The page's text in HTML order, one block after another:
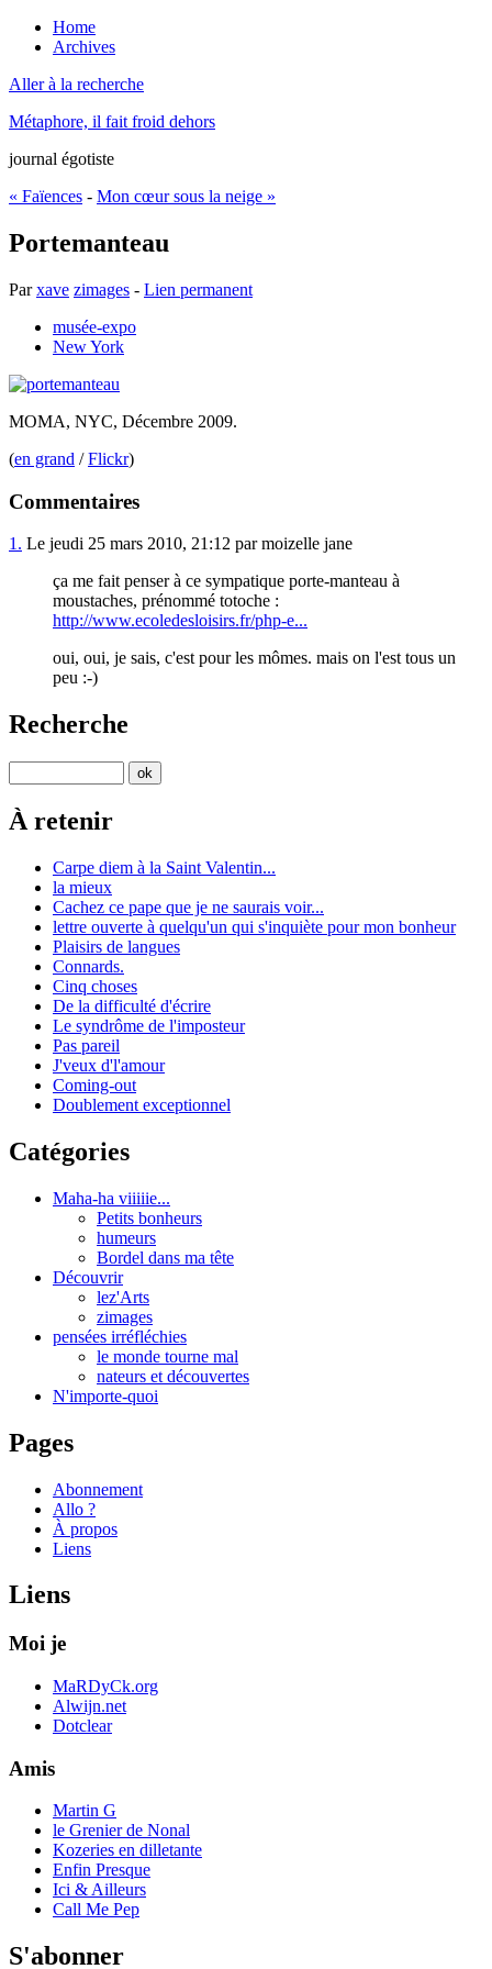
Home
Archives
Aller à la recherche
Métaphore, il fait froid dehors
journal égotiste
« Faïences - Mon cœur sous la neige »
Portemanteau
Parxave zimages - Lien permanent
musée-expo
New York
MOMA, NYC, Décembre 2009.
(en grand /Flickr)
Commentaires
1. Le jeudi 25 mars 2010, 21:12 par moizelle jane
ça me fait penser à ce sympatique porte-manteau à
moustaches, prénommé totoche :
http://www.ecoledesloisirs.fr/php-e...
oui, oui, je sais, c'est pour les mômes. mais on l'est tous un
peu :-)
Recherche
À retenir
Carpe diem à la Saint Valentin...
la mieux
Cachez ce pape que je ne saurais voir...
lettre ouverte à quelqu'un qui s'inquiète pour mon bonheur
Plaisirs de langues
Connards.
Cinq choses
De la difficulté d'écrire
Le syndrôme de l'imposteur
Pas pareil
J'veux d'l'amour
Coming-out
Doublement exceptionnel
Catégories
Maha-ha viiiiie...
Petits bonheurs
humeurs
Bordel dans ma tête
Découvrir
lez'Arts
zimages
pensées irréfléchies
le monde tourne mal
nateurs et découvertes
N'importe-quoi
Pages
Abonnement
Allo ?
À propos
Liens
Liens
Moi je
MaRDyCk.org
Alwijn.net
Dotclear
Amis
Martin G
le Grenier de Nonal
Kozeries en dilletante
Enfin Presque
Ici & Ailleurs
Call Me Pep
S'abonner